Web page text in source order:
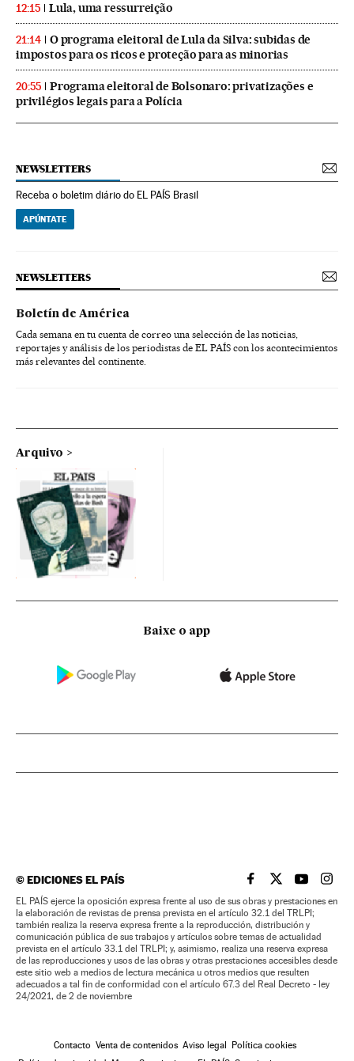
12:15 Lula, uma ressurreição
21:14
O programa eleitoral de Lula da Silva: subidas de
impostos para os ricos e proteção para as minorias
20:55
Programa eleitoral de Bolsonaro: privatizações e
privilégios legais para a Polícia
NEWSLETTERS
Receba o boletim diário do EL PAÍS Brasil
APÚNTATE
NEWSLETTERS
Boletín de América
Cada semana en tu cuenta de correo una selección de las noticias,
reportajes y análisis de los periodistas de EL PAÍS con los acontecimientos
más relevantes del continente.
Arquivo
Baixe o app
©EDICIONES EL PAÍS EL PAÍS BRASIL EN
EL PAÍSEL PAÍS
EL
EL PAÍS ejerce la oposición expresa frente al uso de sus obras y prestaciones en
la elaboración de revistas de prensa prevista en el artículo 32.1 del TRLPI;
también realiza la reserva expresa frente a la reproducción, distribución y
comunicación pública de sus trabajos y artículos sobre temas de actualidad
prevista en el artículo 33.1 del TRLPI; y, asimismo, realiza una reserva expresa
de las reproducciones y usos de las obras y otras prestaciones accesibles desde
este sitio web a medios de lectura mecánica u otros medios que resulten
adecuados a tal fin de conformidad con el artículo 67.3 del Real Decreto - ley
24/2021, de 2 de noviembre
Contacto Venta de contenidos Aviso legal Política cookies